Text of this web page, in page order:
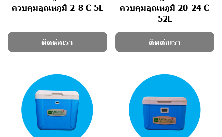
ควบคุมอุณหภูมิ 2-8 C 5L
ติดต่อเรา
ควบคุมอุณหภูมิ 20-24 C
52L
ติดต่อเรา